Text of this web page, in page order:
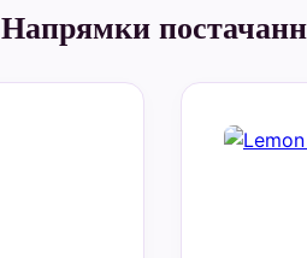
Напрямки